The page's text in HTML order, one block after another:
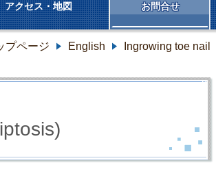
アクセス・地図 お問合せ
プページ English Ingrowing toe nail